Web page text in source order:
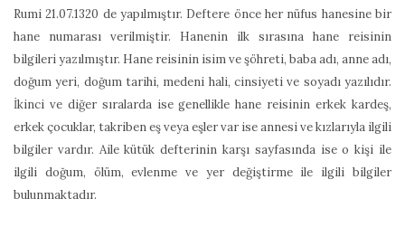
Rumi 21.07.1320 de yapılmıştır. Deftere önce her nüfus hanesine bir
hane numarası verilmiştir. Hanenin ilk sırasına hane reisinin
bilgileri yazılmıştır. Hane reisinin isim ve şöhreti, baba adı, anne adı,
doğum yeri, doğum tarihi, medeni hali, cinsiyeti ve soyadı yazılıdır.
İkinci ve diğer sıralarda ise genellikle hane reisinin erkek kardeş,
erkek çocuklar, takriben eş veya eşler var ise annesi ve kızlarıyla ilgili
bilgiler vardır. Aile kütük defterinin karşı sayfasında ise o kişi ile
ilgili doğum, ölüm, evlenme ve yer değiştirme ile ilgili bilgiler
bulunmaktadır.